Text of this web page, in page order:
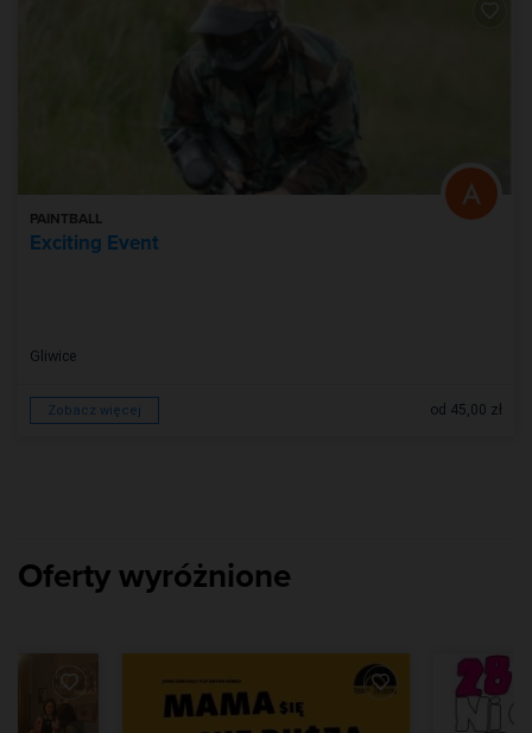
PAINTBALL
Exciting Event
Gliwice
Zobacz więcej od 45,00 zł
Oferty wyróżnione